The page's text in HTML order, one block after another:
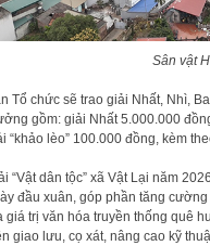
Sân vật
Tổ chức sẽ trao giải Nhất, Nhì,
gồm: giải Nhất 5.000.000
“khảo lèo” 100.000 đồng, kèm
“Vật dân tộc” xã Vật Lại năm
đầu xuân, góp phần tăng
giá trị văn hóa truyền thống quê
giao lưu, cọ xát, nâng cao kỹ